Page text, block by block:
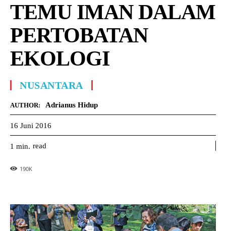
TEMU IMAN DALAM
PERTOBATAN
EKOLOGI
NUSANTARA
AUTHOR: Adrianus Hidup
16 Juni 2016
1 min. read
190K